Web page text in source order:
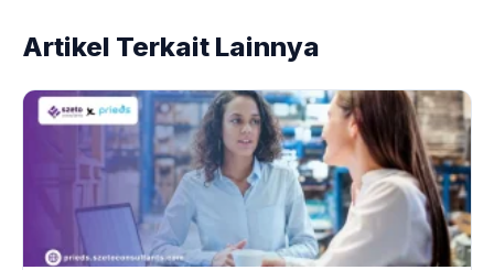
Artikel Terkait Lainnya